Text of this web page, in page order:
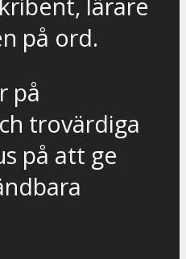
på ord.
på
trovärdiga
på att ge